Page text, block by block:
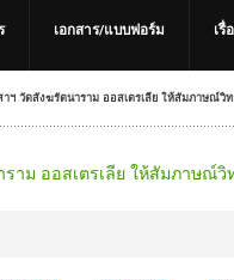
เอกสาร/แบบฟอร์ม เรื่
ฯ วัดสังฆรัตนาราม ออสเตรเลีย ให้สัมภาษณ์วิ
ม ออสเตรเลีย ให้สัมภาษณ์วิ